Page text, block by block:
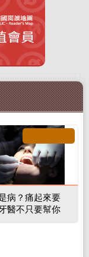
病？痛起來要
醫不只要幫你